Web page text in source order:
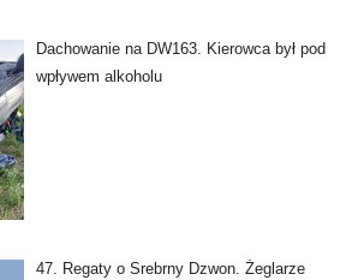
Dachowanie na DW163. Kierowca był pod
wpływem alkoholu
47. Regaty o Srebrny Dzwon. Żeglarze